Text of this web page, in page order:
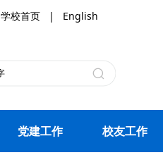
学校首页 | English
党建工作 校友工作